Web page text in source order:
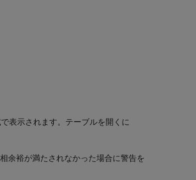
表示されます。テーブルを開くに
余裕が満たされなかった場合に警告を